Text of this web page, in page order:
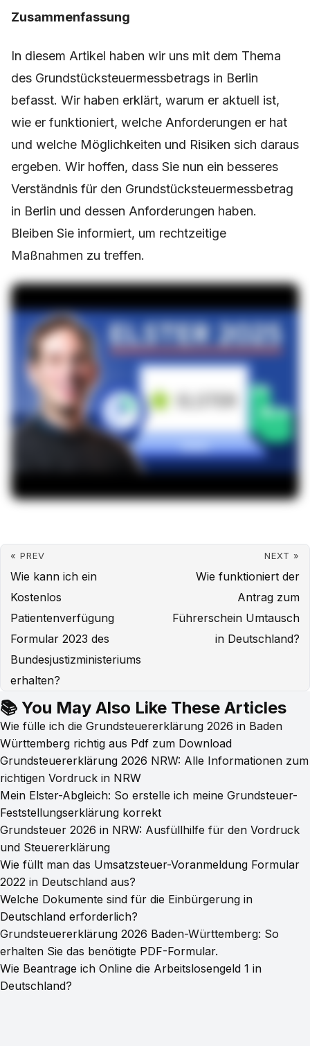
sozialen Entwicklungen reagieren zu können.
Zusammenfassung
In diesem Artikel haben wir uns mit dem Thema
des Grundstücksteuermessbetrags in Berlin
befasst. Wir haben erklärt, warum er aktuell ist,
wie er funktioniert, welche Anforderungen er hat
und welche Möglichkeiten und Risiken sich daraus
ergeben. Wir hoffen, dass Sie nun ein besseres
Verständnis für den Grundstücksteuermessbetrag
in Berlin und dessen Anforderungen haben.
Maßnahmen zu treffen.
« PREV
Wie kann ich ein
Kostenlos
Patientenverfügung
Formular 2023 des
erhalten?
Wie funktioniert der
Antrag zum
📚 You May Also Like These Articles
Wie fülle ich die Grundsteuererklärung 2026 in Baden
Württemberg richtig aus Pdf zum Download
Grundsteuererklärung 2026 NRW: Alle Informationen zum
richtigen Vordruck in NRW
Mein Elster-Abgleich: So erstelle ich meine Grundsteuer-
Feststellungserklärung korrekt
Grundsteuer 2026 in NRW: Ausfüllhilfe für den Vordruck
und Steuererklärung
Wie füllt man das Umsatzsteuer-Voranmeldung Formular
2022 in Deutschland aus?
Welche Dokumente sind für die Einbürgerung in
Deutschland erforderlich?
Grundsteuererklärung 2026 Baden-Württemberg: So
erhalten Sie das benötigte PDF-Formular.